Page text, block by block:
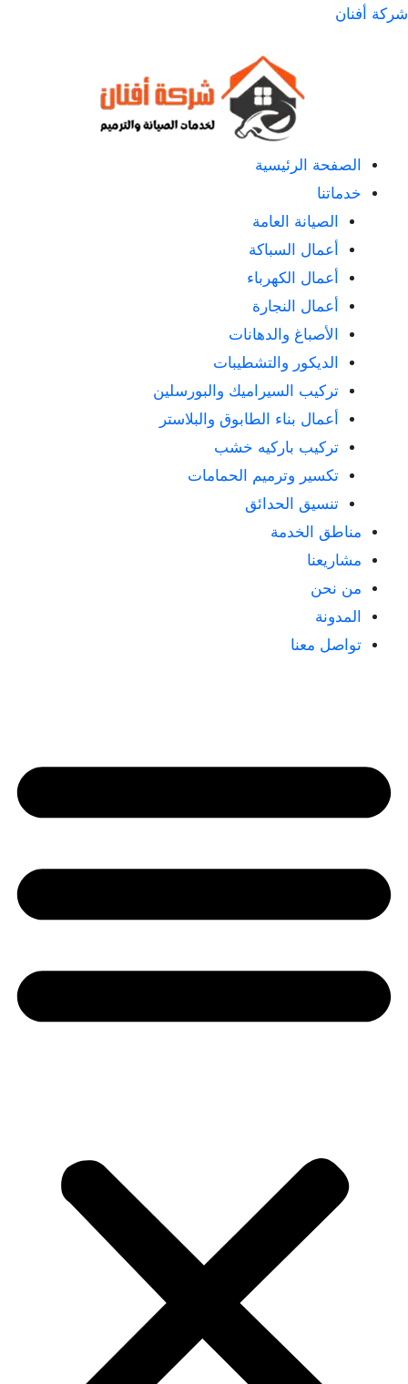
التجاوز
شركة أفنان
الصفحة الرئيسية
خدماتنا
الصيانة العامة
أعمال السباكة
أعمال الكهرباء
أعمال النجارة
الأصباغ والدهانات
الديكور والتشطيبات
تركيب السيراميك والبورسلين
أعمال بناء الطابوق والبلاستر
تركيب باركيه خشب
تكسير وترميم الحمامات
تنسيق الحدائق
مناطق الخدمة
مشاريعنا
من نحن
المدونة
تواصل معنا